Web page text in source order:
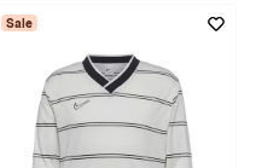
Sale